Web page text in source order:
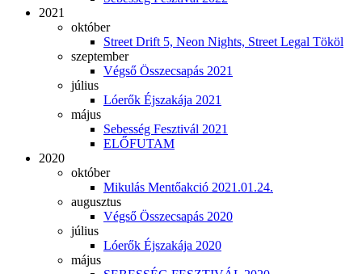
2021
október
Street Drift 5, Neon Nights, Street Legal Tököl
szeptember
Végső Összecsapás 2021
július
Lóerők Éjszakája 2021
május
Sebesség Fesztivál 2021
ELŐFUTAM
2020
október
Mikulás Mentőakció 2021.01.24.
augusztus
Végső Összecsapás 2020
július
Lóerők Éjszakája 2020
május